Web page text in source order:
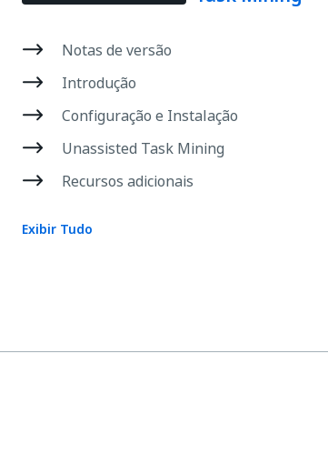
Notas de versão
Introdução
Configuração e Instalação
Unassisted Task Mining
Recursos adicionais
Exibir Tudo